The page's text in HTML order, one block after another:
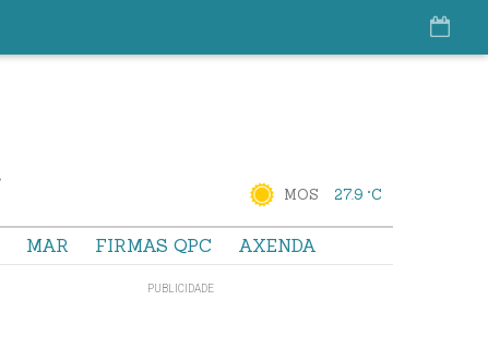
MOS 27.9 °C
MAR FIRMAS QPC AXENDA